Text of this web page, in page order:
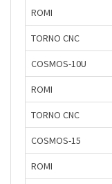
ROMI
TORNO CNC
COSMOS-10U
ROMI
TORNO CNC
COSMOS-15
ROMI